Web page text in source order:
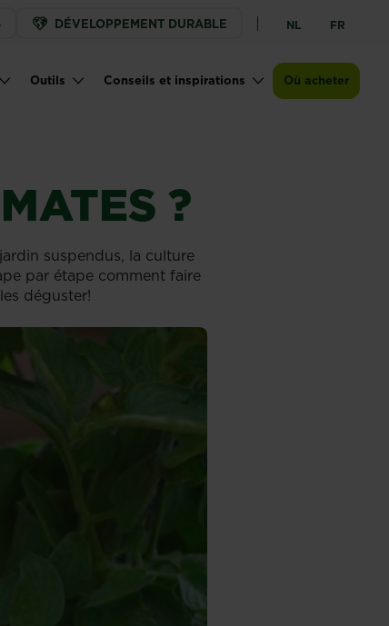
DÉVELOPPEMENT DURABLE NL FR
Outils Conseils et inspirations Où acheter
?
suspendus, la culture
par étape comment faire
déguster!